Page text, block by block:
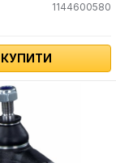
1144600580
КУПИТИ